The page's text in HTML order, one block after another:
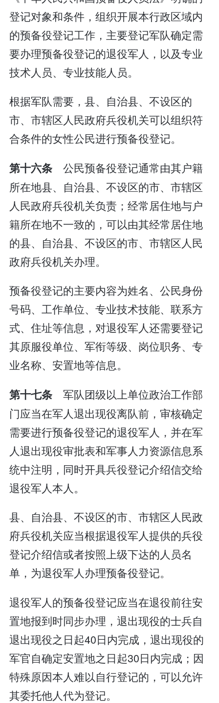
登记对象和条件，组织开展本行政区域内
的预备役登记工作，主要登记军队确定需
要办理预备役登记的退役军人，以及专业
技术人员、专业技能人员。
根据军队需要，县、自治县、不设区的
市、市辖区人民政府兵役机关可以组织符
合条件的女性公民进行预备役登记。
第十六条公民预备役登记通常由其户籍
所在地县、自治县、不设区的市、市辖区
人民政府兵役机关负责；经常居住地与户
籍所在地不一致的，可以由其经常居住地
的县、自治县、不设区的市、市辖区人民
政府兵役机关办理。
预备役登记的主要内容为姓名、公民身份
号码、工作单位、专业技术技能、联系方
式、住址等信息，对退役军人还需要登记
其原服役单位、军衔等级、岗位职务、专
业名称、安置地等信息。
第十七条军队团级以上单位政治工作部
门应当在军人退出现役离队前，审核确定
需要进行预备役登记的退役军人，并在军
人退出现役审批表和军事人力资源信息系
统中注明，同时开具兵役登记介绍信交给
退役军人本人。
县、自治县、不设区的市、市辖区人民政
府兵役机关应当根据退役军人提供的兵役
登记介绍信或者按照上级下达的人员名
单，为退役军人办理预备役登记。
退役军人的预备役登记应当在退役前往安
置地报到时同步办理，退出现役的士兵自
退出现役之日起40日内完成，退出现役的
军官自确定安置地之日起30日内完成；因
特殊原因本人难以自行登记的，可以允许
其委托他人代为登记。